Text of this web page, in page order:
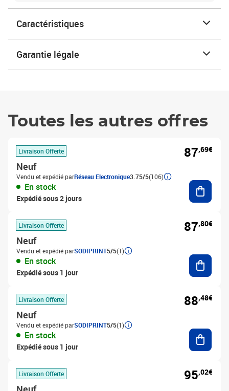
Caractéristiques
Garantie légale
Toutes les autres offres
Livraison Offerte
Neuf
Vendu et expédié parRéseau Electronique3.75/5(106)
En stock
Expédié sous 2 jours
87,69€
Livraison Offerte
Neuf
Vendu et expédié parSODIPRINT5/5(1)
En stock
Expédié sous 1 jour
87,80€
Livraison Offerte
Neuf
Vendu et expédié parSODIPRINT5/5(1)
En stock
Expédié sous 1 jour
88,48€
Livraison Offerte 95,02€